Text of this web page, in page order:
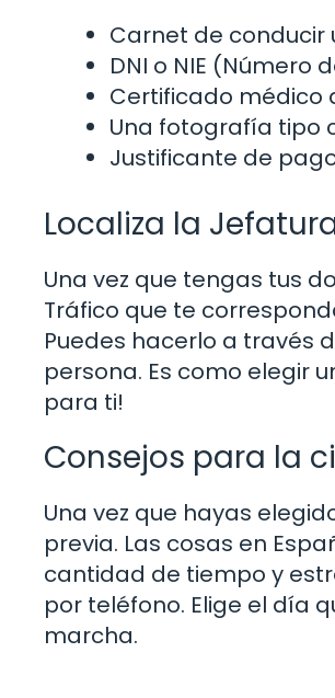
Carnet de conducir
DNI o NIE (Número
Certificado médico
Una fotografía tipo
Justificante de
Localiza la
Una vez que tengas tus
Tráfico que te
Puedes hacerlo a través
persona. Es como elegir
para ti!
Consejos para la
Una vez que hayas
previa. Las cosas en
cantidad de tiempo y
por teléfono. Elige el día
marcha.